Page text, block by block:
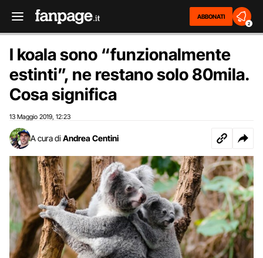
ABBONATI
2
I koala sono “funzionalmente
estinti”, ne restano solo 80mila.
Cosa significa
13 Maggio 2019 12:23
A cura di Andrea Centini